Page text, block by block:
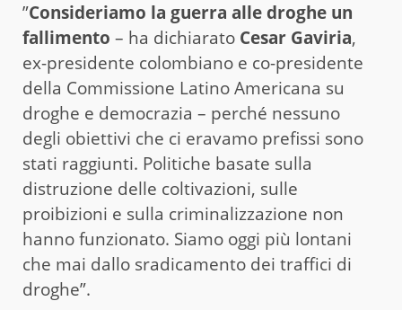
”Consideriamo la guerra alle droghe un
fallimento – ha dichiarato Cesar Gaviria,
ex-presidente colombiano e co-presidente
della Commissione Latino Americana su
droghe e democrazia – perché nessuno
degli obiettivi che ci eravamo prefissi sono
stati raggiunti. Politiche basate sulla
distruzione delle coltivazioni, sulle
proibizioni e sulla criminalizzazione non
hanno funzionato. Siamo oggi più lontani
che mai dallo sradicamento dei traffici di
droghe”.